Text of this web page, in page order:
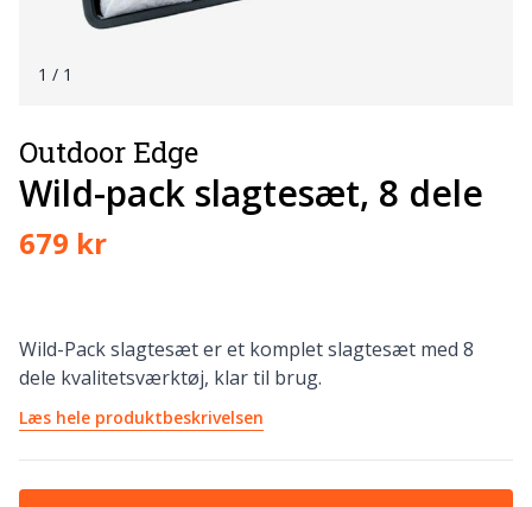
1 / 1
Outdoor Edge
Wild-pack slagtesæt, 8 dele
679 kr
Wild-Pack slagtesæt er et komplet slagtesæt med 8
dele kvalitetsværktøj, klar til brug.
Læs hele produktbeskrivelsen